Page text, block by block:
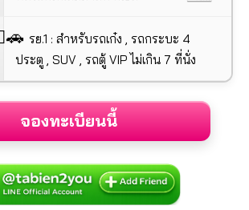
🚗 รย.1 : สำหรับรถเก๋ง , รถกระบะ 4
ประตู , SUV , รถตู้ VIP ไม่เกิน 7 ที่นั่ง
จองทะเบียนนี้